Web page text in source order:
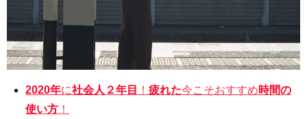
2020年に社会人２年目 ！疲れた今こそおすすめ時間の
使い方 ！